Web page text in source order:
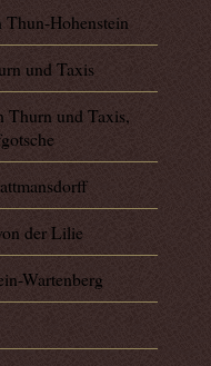
Hohenstein
und Taxis
Thurn und Taxis,
der Lilie
Wartenberg